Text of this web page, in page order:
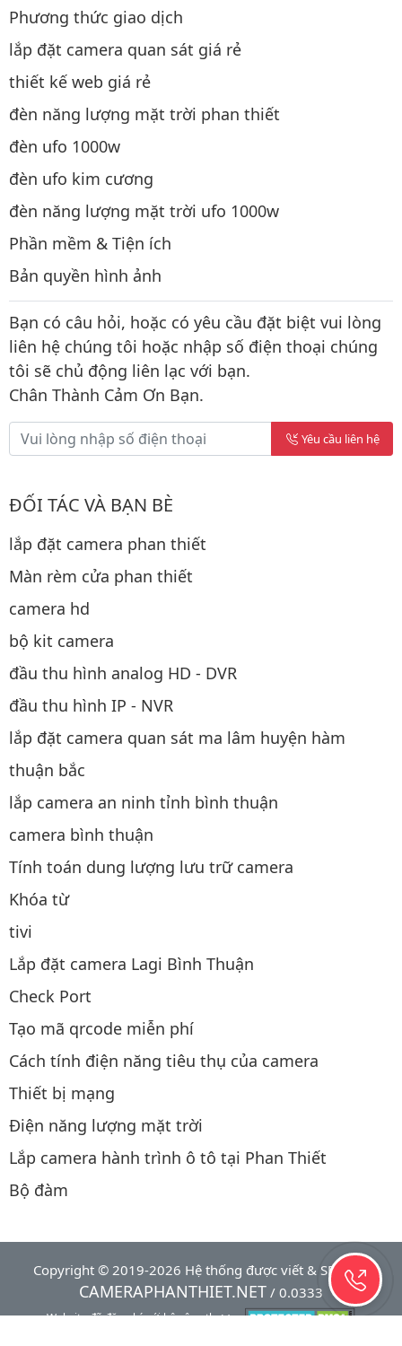
Phương thức giao dịch
lắp đặt camera quan sát giá rẻ
thiết kế web giá rẻ
đèn năng lượng mặt trời phan thiết
đèn ufo 1000w
đèn ufo kim cương
đèn năng lượng mặt trời ufo 1000w
Phần mềm & Tiện ích
Bản quyền hình ảnh
Bạn có câu hỏi, hoặc có yêu cầu đặt biệt vui lòng
liên hệ chúng tôi hoặc nhập số điện thoại chúng
tôi sẽ chủ động liên lạc với bạn.
Chân Thành Cảm Ơn Bạn.
Yêu cầu liên hệ
ĐỐI TÁC VÀ BẠN BÈ
lắp đặt camera phan thiết
Màn rèm cửa phan thiết
camera hd
bộ kit camera
đầu thu hình analog HD - DVR
đầu thu hình IP - NVR
lắp đặt camera quan sát ma lâm huyện hàm
thuận bắc
lắp camera an ninh tỉnh bình thuận
camera bình thuận
Tính toán dung lượng lưu trữ camera
Khóa từ
tivi
Lắp đặt camera Lagi Bình Thuận
Check Port
Tạo mã qrcode miễn phí
Cách tính điện năng tiêu thụ của camera
Thiết bị mạng
Điện năng lượng mặt trời
Lắp camera hành trình ô tô tại Phan Thiết
Bộ đàm
Copyright © 2019-2026 Hệ thống được viết & SEO bởi
CAMERAPHANTHIET.NET / 0.0333
Website đã đăng ký với bộ công thương